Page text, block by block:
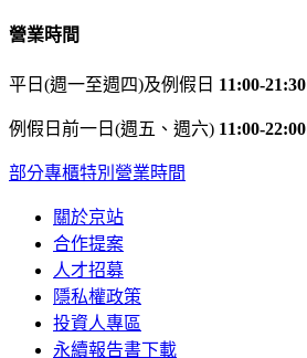
營業時間
平日(週一至週四)及例假日 11:00-21:30
例假日前一日(週五、週六) 11:00-22:00
部分專櫃特別營業時間
關於京站
合作提案
人才招募
隱私權政策
投資人專區
永續報告書下載